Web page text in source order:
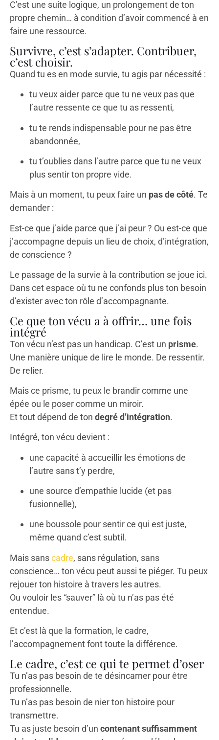
C’est une suite logique, un prolongement de ton
propre chemin… à condition d’avoir commencé à en
faire une ressource.
Survivre, c’est s’adapter. Contribuer,
c’est choisir.
Quand tu es en mode survie, tu agis par nécessité :
tu veux aider parce que tu ne veux pas que
l’autre ressente ce que tu as ressenti,
tu te rends indispensable pour ne pas être
abandonnée,
tu t’oublies dans l’autre parce que tu ne veux
plus sentir ton propre vide.
Mais à un moment, tu peux faire un pas de côté. Te
demander :
Est-ce que j’aide parce que j’ai peur ? Ou est-ce que
j’accompagne depuis un lieu de choix, d’intégration,
de conscience ?
Le passage de la survie à la contribution se joue ici.
Dans cet espace où tu ne confonds plus ton besoin
d’exister avec ton rôle d’accompagnante.
Ce que ton vécu a à offrir… une fois
intégré
Ton vécu n’est pas un handicap. C’est un prisme.
Une manière unique de lire le monde. De ressentir.
De relier.
Mais ce prisme, tu peux le brandir comme une
épée ou le poser comme un miroir.
Et tout dépend de ton degré d’intégration.
Intégré, ton vécu devient :
une capacité à accueillir les émotions de
l’autre sans t’y perdre,
une source d’empathie lucide (et pas
fusionnelle),
une boussole pour sentir ce qui est juste,
même quand c’est subtil.
Mais sanscadre, sans régulation, sans
conscience… ton vécu peut aussi te piéger. Tu peux
rejouer ton histoire à travers les autres.
Ou vouloir les “sauver” là où tu n’as pas été
entendue.
Et c’est là que la formation, le cadre,
l’accompagnement font toute la différence.
Le cadre, c’est ce qui te permet d’oser
Tu n’as pas besoin de te désincarner pour être
professionnelle.
Tu n’as pas besoin de nier ton histoire pour
transmettre.
Tu as juste besoin d’un contenant suffisamment